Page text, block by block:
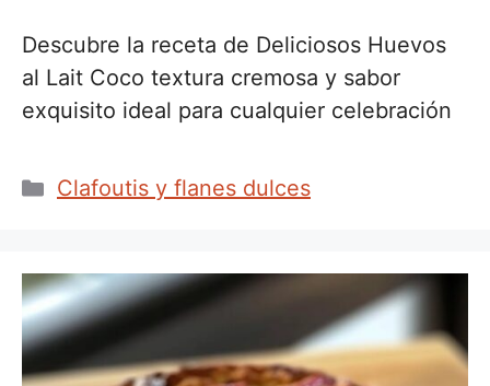
Descubre la receta de Deliciosos Huevos
al Lait Coco textura cremosa y sabor
exquisito ideal para cualquier celebración
Categorías
Clafoutis y flanes dulces